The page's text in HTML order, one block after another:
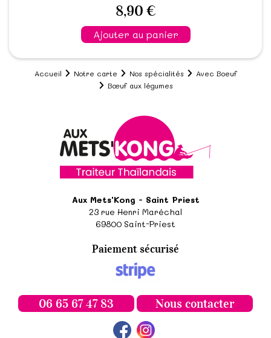
8,90 €
Ajouter au panier
Accueil Notre carte Nos spécialités
Avec Boeuf
Bœuf aux légumes
Aux Mets'Kong - Saint Priest
23 rue Henri Maréchal
69800 Saint-Priest
Paiement sécurisé
06 65 67 47 83 Nous contacter